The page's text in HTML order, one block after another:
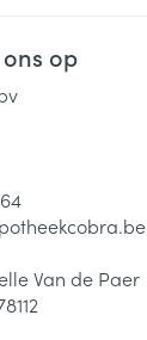
op
Van de Paer